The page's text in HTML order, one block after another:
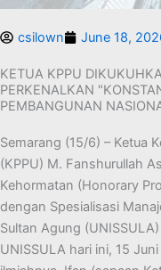
csilown June 18,
KETUA KPPU
PERKENALKAN
PEMBANGUNAN
Semarang (15/6) – Ketua
(KPPU) M. Fanshurullah
Kehormatan (Honorary
dengan Spesialisasi
Sultan Agung
UNISSULA hari ini, 15